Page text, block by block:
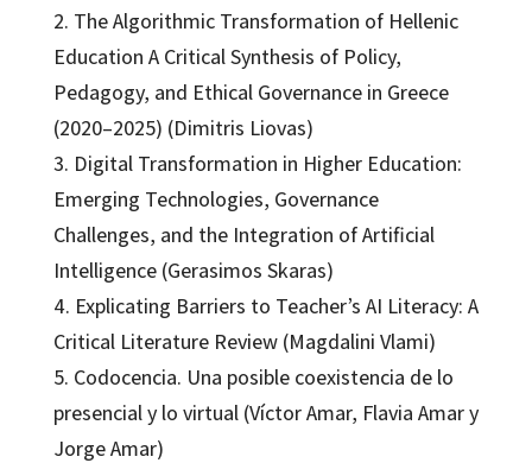
2. The Algorithmic Transformation of Hellenic
Education A Critical Synthesis of Policy,
Pedagogy, and Ethical Governance in Greece
(2020–2025) (Dimitris Liovas)
3. Digital Transformation in Higher Education:
Emerging Technologies, Governance
Challenges, and the Integration of Artificial
Intelligence (Gerasimos Skaras)
4. Explicating Barriers to Teacher’s AI Literacy: A
Critical Literature Review (Magdalini Vlami)
5. Codocencia. Una posible coexistencia de lo
presencial y lo virtual (Víctor Amar, Flavia Amar y
Jorge Amar)